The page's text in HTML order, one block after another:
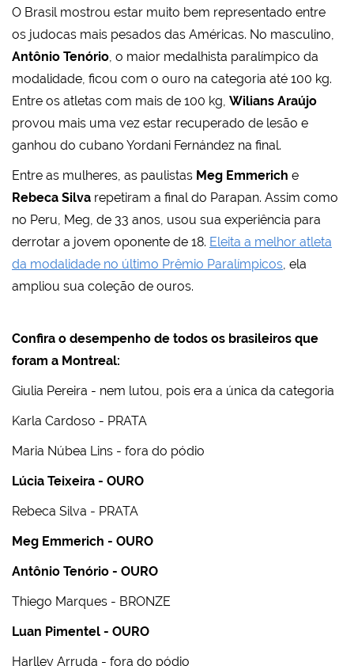
O Brasil mostrou estar muito bem representado entre
os judocas mais pesados das Américas. No masculino,
Antônio Tenório, o maior medalhista paralímpico da
modalidade, ficou com o ouro na categoria até 100 kg.
Entre os atletas com mais de 100 kg, Wilians Araújo
provou mais uma vez estar recuperado de lesão e
ganhou do cubano Yordani Fernández na final.
Entre as mulheres, as paulistas Meg Emmerich e
Rebeca Silva repetiram a final do Parapan. Assim como
no Peru, Meg, de 33 anos, usou sua experiência para
derrotar a jovem oponente de 18. Eleita a melhor atleta
da modalidade no último Prêmio Paralímpicos, ela
ampliou sua coleção de ouros.
Confira o desempenho de todos os brasileiros que
foram a Montreal:
Giulia Pereira - nem lutou, pois era a única da categoria
Karla Cardoso - PRATA
Maria Núbea Lins - fora do pódio
Lúcia Teixeira - OURO
Rebeca Silva - PRATA
Meg Emmerich - OURO
Antônio Tenório - OURO
Thiego Marques - BRONZE
Luan Pimentel - OURO
Harlley Arruda - fora do pódio